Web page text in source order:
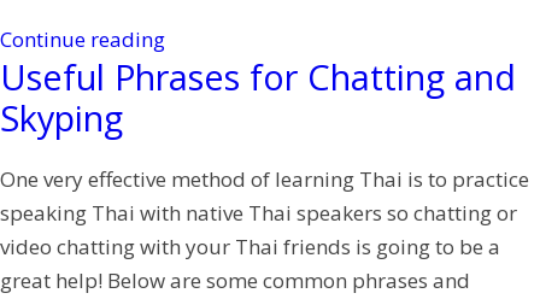
Continue reading
Useful Phrases for Chatting and
Skyping
One very effective method of learning Thai is to practice
speaking Thai with native Thai speakers so chatting or
video chatting with your Thai friends is going to be a
great help! Below are some common phrases and